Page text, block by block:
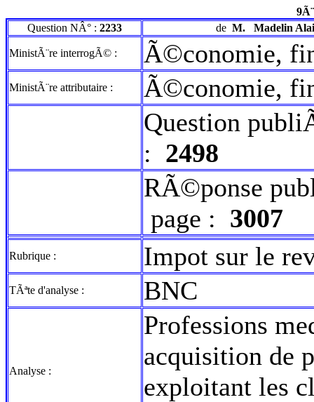
Question NÂ° : 2233 de M. Madelin
MinistÃ¨re interrogÃ© : Ã©conomie,
MinistÃ¨re attributaire :
Ã©conomie,
Question
: 2498
RÃ©ponse
page : 3007
Rubrique : Impot sur le
TÃªte d'analyse : BNC
Analyse :
Professions
acquisition de
exploitant les